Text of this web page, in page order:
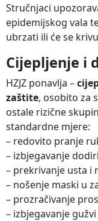
Stručnjaci
epidemijskog vala
ubrzati ili će se
Cijepljenje i
HZJZ ponavlja –
zaštite, osobito za
ostale rizične
standardne mjere:
– redovito pranje
– izbjegavanje
– prekrivanje usta i
– nošenje maski u
– prozračivanje
– izbjegavanje gužvi